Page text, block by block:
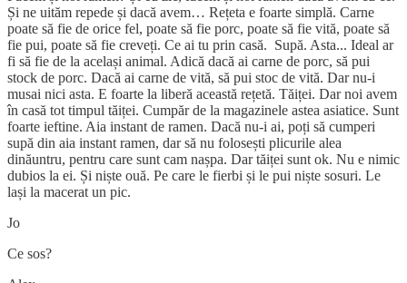
Și ne uităm repede și dacă avem… Rețeta e foarte simplă. Carne
poate să fie de orice fel, poate să fie porc, poate să fie vită, poate să
fie pui, poate să fie creveți. Ce ai tu prin casă. Supă. Asta... Ideal ar
fi să fie de la același animal. Adică dacă ai carne de porc, să pui
stock de porc. Dacă ai carne de vită, să pui stoc de vită. Dar nu-i
musai nici asta. E foarte la liberă această rețetă. Tăiței. Dar noi avem
în casă tot timpul tăiței. Cumpăr de la magazinele astea asiatice. Sunt
foarte ieftine. Aia instant de ramen. Dacă nu-i ai, poți să cumperi
supă din aia instant ramen, dar să nu folosești plicurile alea
dinăuntru, pentru care sunt cam nașpa. Dar tăiței sunt ok. Nu e nimic
dubios la ei. Și niște ouă. Pe care le fierbi și le pui niște sosuri. Le
lași la macerat un pic.
Jo
Ce sos?